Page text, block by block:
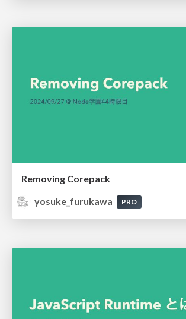
Removing Corepack
yosuke_furukawa
PRO